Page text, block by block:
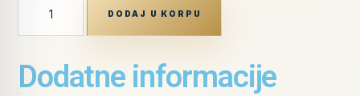
DODAJ U KORPU
Dodatne informacije